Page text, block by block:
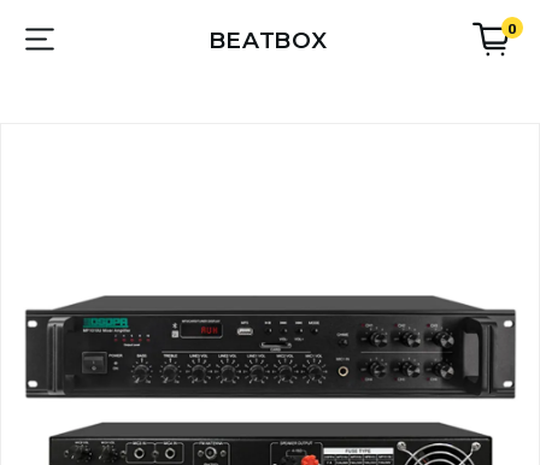
BEATBOX 0